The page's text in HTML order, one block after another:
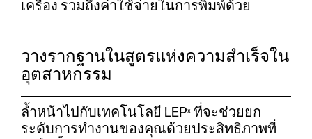
เครื่อง รวมถึงค่าใช้จ่ายในการพิมพ์ด้วย
วางรากฐานในสูตรแห่งความสำเร็จใน
อุตสาหกรรม
ล้ำหน้าไปกับเทคโนโลยี LEPx ที่จะช่วยยก
ระดับการทำงานของคุณด้วยประสิทธิภาพที่